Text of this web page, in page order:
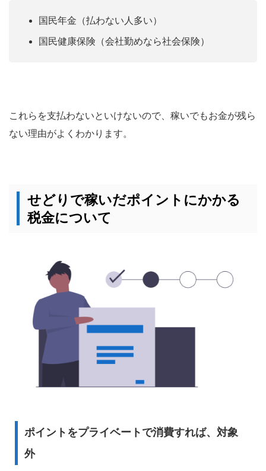
国民年金（払わない人多い）
国民健康保険（会社勤めなら社会保険）
これらを支払わないといけないので、稼いでもお金が残ら
ない理由がよくわかります。
せどりで稼いだポイントにかかる
税金について
ポイントをプライベートで消費すれば、対象
外